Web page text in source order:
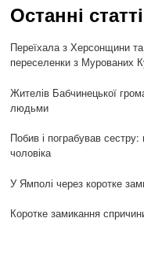
Останні статті
Переїхала з Херсонщини та
переселенки з Мурованих
Жителів Бабчинецької
людьми
Побив і пограбував сестру:
чоловіка
У Ямполі через коротке
Коротке замикання